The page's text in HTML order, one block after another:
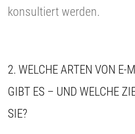
konsultiert werden.
2. WELCHE ARTEN VON E-
GIBT ES – UND WELCHE
SIE?